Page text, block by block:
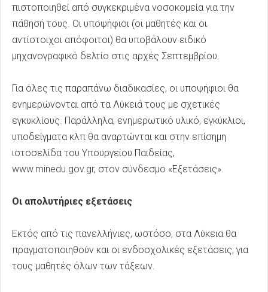
πιστοποιηθεί από συγκεκριμένα νοσοκομεία για την
πάθησή τους. Οι υποψήφιοι (οι μαθητές και οι
αντίστοιχοι απόφοιτοι) θα υποβάλουν ειδικό
μηχανογραφικό δελτίο στις αρχές Σεπτεμβρίου.
Για όλες τις παραπάνω διαδικασίες, οι υποψήφιοι θα
ενημερώνονται από τα Λύκειά τους με σχετικές
εγκυκλίους. Παράλληλα, ενημερωτικό υλικό, εγκύκλιοι,
υποδείγματα κλπ θα αναρτώνται και στην επίσημη
ιστοσελίδα του Υπουργείου Παιδείας,
www.minedu.gov.gr, στον σύνδεσμο «Εξετάσεις».
Οι απολυτήριες εξετάσεις
Εκτός από τις πανελλήνιες, ωστόσο, στα Λύκεια θα
πραγματοποιηθούν και οι ενδοσχολικές εξετάσεις, για
τους μαθητές όλων των τάξεων.